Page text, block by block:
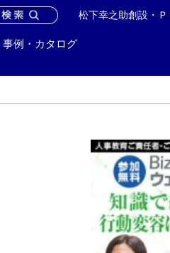
松下幸之助創設・
事例・カタログ
い合わせ メールマガジ